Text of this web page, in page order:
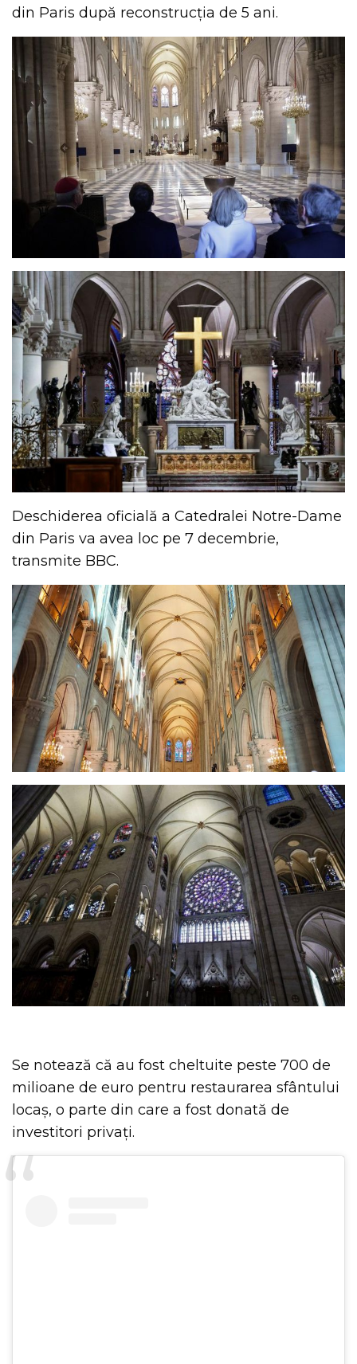
din Paris după reconstrucția de 5 ani.
Deschiderea oficială a Catedralei Notre-Dame
din Paris va avea loc pe 7 decembrie,
transmite BBC.
Se notează că au fost cheltuite peste 700 de
milioane de euro pentru restaurarea sfântului
locaș, o parte din care a fost donată de
investitori privați.